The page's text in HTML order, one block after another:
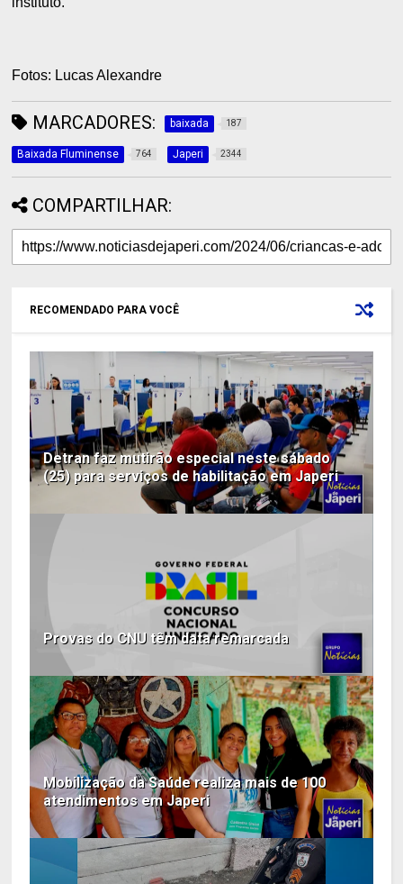
Fotos: Lucas Alexandre
MARCADORES: baixada 187
Baixada Fluminense 764 Japeri 2344
COMPARTILHAR:
RECOMENDADO PARA VOCÊ
Detran faz mutirão especial neste sábado
(25) para serviços de habilitação em Japeri
Provas do CNU têm data remarcada
Mobilização da Saúde realiza mais de 100
atendimentos em Japeri